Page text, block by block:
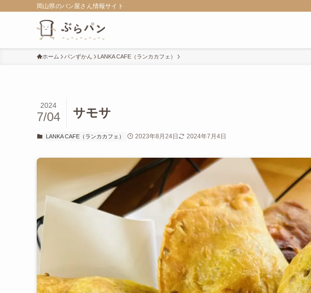
岡山県のパン屋さん情報サイト
ホーム パンずかん LANKA CAFE（ランカカフェ）
サモサ
2024
7/04
LANKA CAFE（ランカカフェ） 2023年8月24日 2024年7月4日